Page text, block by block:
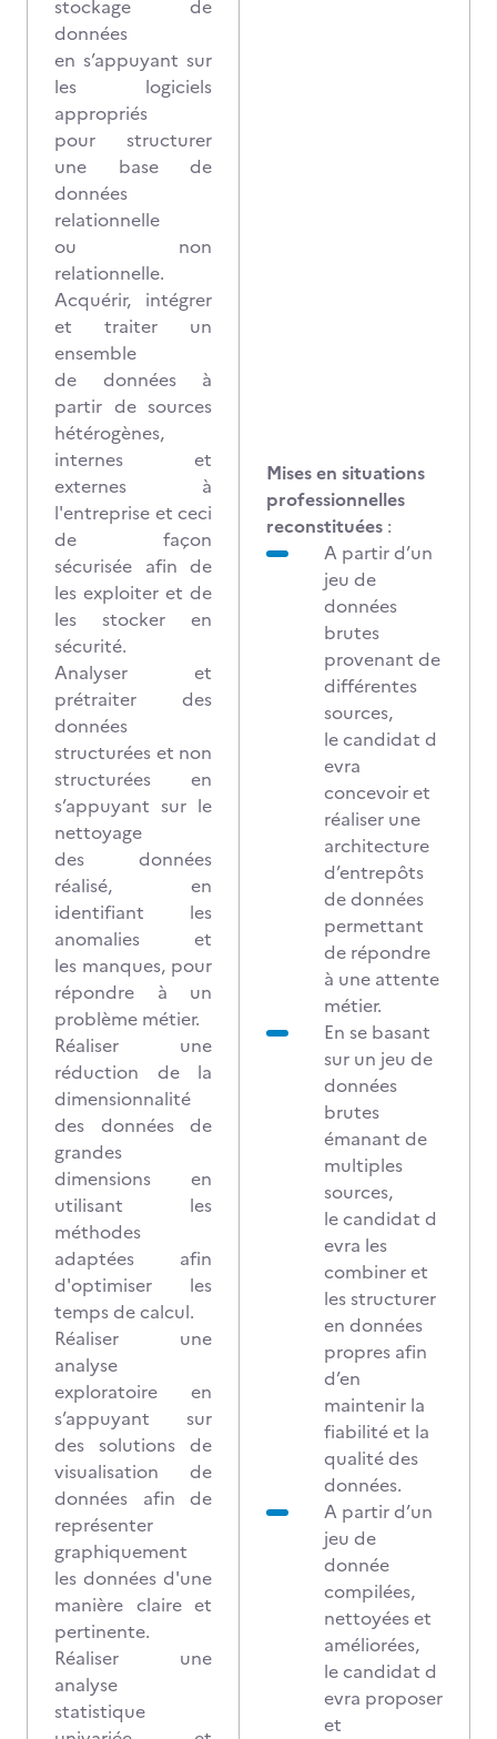
stockage de
données
en s’appuyant sur
les logiciels
appropriés
pour structurer
une base de
données
relationnelle
ou non
relationnelle.
Acquérir, intégrer
et traiter un
ensemble
de données à
partir de sources
hétérogènes,
internes et
externes à
l'entreprise et ceci
de façon
sécurisée afin de
les exploiter et de
les stocker en
sécurité.
Analyser et
prétraiter des
données
structurées et non
structurées en
s’appuyant sur le
nettoyage
des données
réalisé, en
identifiant les
anomalies et
les manques, pour
répondre à un
problème métier.
Réaliser une
réduction de la
dimensionnalité
des données de
grandes
dimensions en
utilisant les
méthodes
adaptées afin
d'optimiser les
temps de calcul.
Réaliser une
analyse
exploratoire en
s’appuyant sur
des solutions de
visualisation de
données afin de
représenter
graphiquement
les données d'une
manière claire et
pertinente.
Réaliser une
analyse
statistique
Mises en situations
professionnelles
reconstituées :
A partir d’un
jeu de
données
brutes
provenant de
différentes
sources,
le candidat d
evra
concevoir et
réaliser une
architecture
d’entrepôts
de données
permettant
de répondre
à une attente
métier.
En se basant
sur un jeu de
données
brutes
émanant de
multiples
sources,
le candidat d
evra les
combiner et
les structurer
en données
propres afin
d’en
maintenir la
fiabilité et la
qualité des
données.
A partir d’un
jeu de
donnée
compilées,
nettoyées et
améliorées,
le candidat d
evra proposer
et